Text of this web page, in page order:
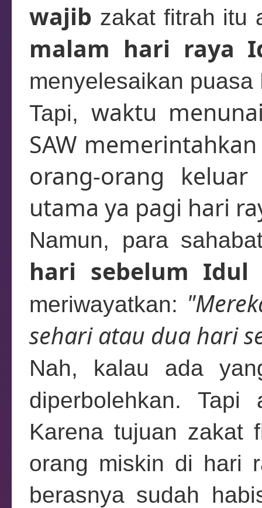
wajib zakat fitrah itu
malam hari raya
menyelesaikan
Tapi, waktu
SAW
orang-orang
utama ya pagi hari
Namun, para
hari sebelum Idul
meriwayatkan:
sehari atau dua hari
Nah, kalau ada
diperbolehkan.
Karena tujuan zakat
orang miskin di hari
berasnya sudah